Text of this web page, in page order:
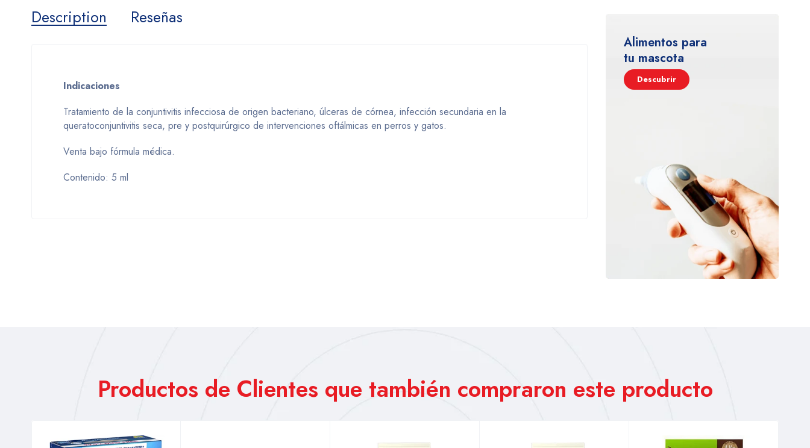
Description Reseñas
Indicaciones
Tratamiento de la conjuntivitis infecciosa de origen bacteriano, úlceras de córnea, infección secundaria en la
queratoconjuntivitis seca, pre y postquirúrgico de intervenciones oftálmicas en perros y gatos.
Venta bajo fórmula médica.
Contenido: 5 ml
Alimentos para
tu mascota
Descubrir
Productos de Clientes que también compraron este producto